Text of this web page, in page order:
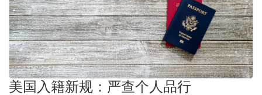
美国入籍新规：严查个人品行